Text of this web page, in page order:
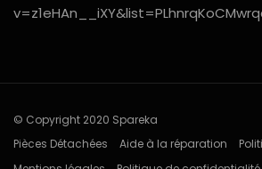
© Copyright 2020 Spareka
Pièces Détachées
Aide à la réparation